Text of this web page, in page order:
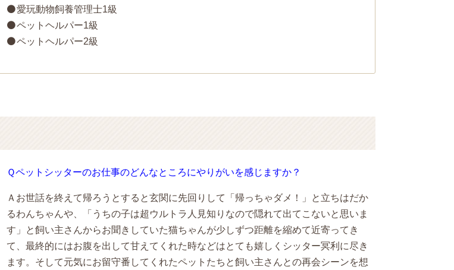
愛玩動物飼養管理士1級
ペットヘルパー1級
ペットヘルパー2級
Ｑペットシッターのお仕事のどんなところにやりがいを感じますか？
Ａお世話を終えて帰ろうとすると玄関に先回りして「帰っちゃダメ！」と立ちはだか
るわんちゃんや、「うちの子は超ウルトラ人見知りなので隠れて出てこないと思いま
す」と飼い主さんからお聞きしていた猫ちゃんが少しずつ距離を縮めて近寄ってき
て、最終的にはお腹を出して甘えてくれた時などはとても嬉しくシッター冥利に尽き
ます。そして元気にお留守番してくれたペットたちと飼い主さんとの再会シーンを想